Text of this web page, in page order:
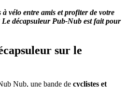
à vélo entre amis et profiter de votre
Le décapsuleur Pub-Nub est fait pour
sur le
Nub, une bande de cyclistes et